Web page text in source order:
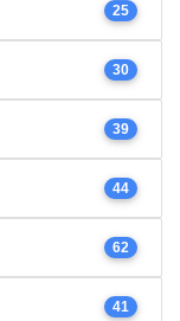
25
30
39
44
62
41